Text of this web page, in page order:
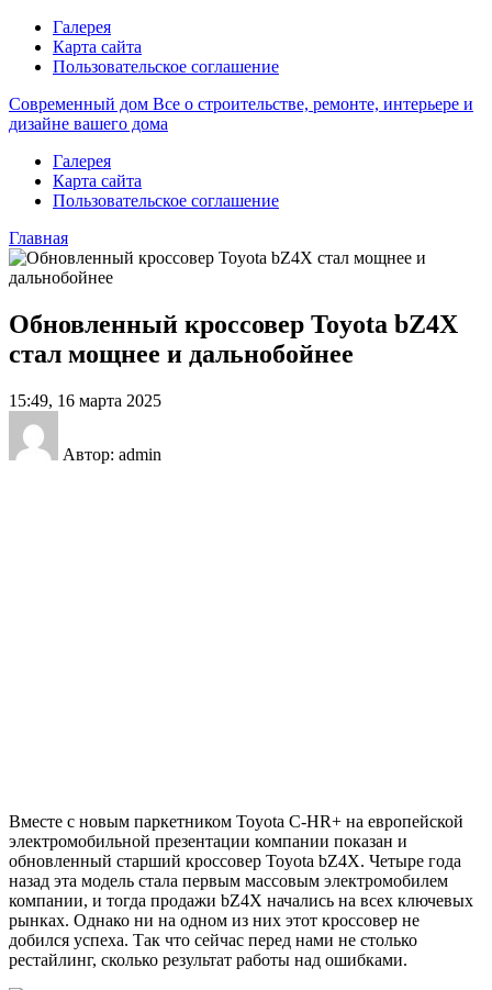
Галерея
Карта сайта
Пользовательское соглашение
Современный дом Все о строительстве, ремонте, интерьере и
дизайне вашего дома
Галерея
Карта сайта
Пользовательское соглашение
Главная
Обновленный кроссовер Toyota bZ4X
стал мощнее и дальнобойнее
15:49, 16 марта 2025
Автор: admin
Вместе с новым паркетником Toyota C-HR+ на европейской
электромобильной презентации компании показан и
обновленный старший кроссовер Toyota bZ4X. Четыре года
назад эта модель стала первым массовым электромобилем
компании, и тогда продажи bZ4X начались на всех ключевых
рынках. Однако ни на одном из них этот кроссовер не
добился успеха. Так что сейчас перед нами не столько
рестайлинг, сколько результат работы над ошибками.